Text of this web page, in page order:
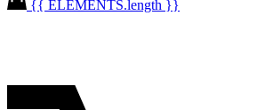
{{ ELEMENTS.length }}